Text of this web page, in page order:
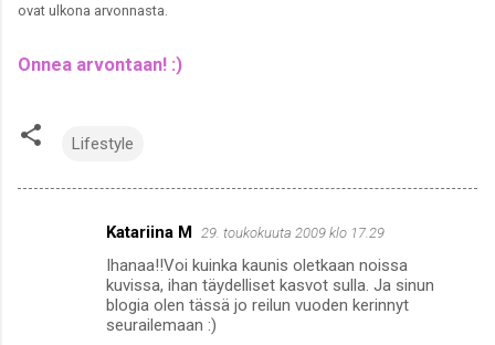
ovat ulkona arvonnasta.
Onnea arvontaan! :)
Lifestyle
Katariina M 29. toukokuuta 2009 klo 17.29
Ihanaa!!Voi kuinka kaunis oletkaan noissa
kuvissa, ihan täydelliset kasvot sulla. Ja sinun
blogia olen tässä jo reilun vuoden kerinnyt
seurailemaan :)